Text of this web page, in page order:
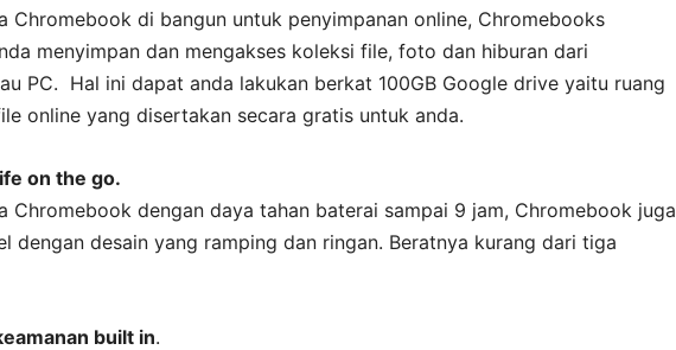
Chromebook di bangun untuk penyimpanan online, Chromebooks
menyimpan dan mengakses koleksi file, foto dan hiburan dari
PC. Hal ini dapat anda lakukan berkat 100GB Google drive yaitu ruang
online yang disertakan secara gratis untuk anda.
on the go.
Chromebook dengan daya tahan baterai sampai 9 jam, Chromebook juga
dengan desain yang ramping dan ringan. Beratnya kurang dari tiga
built in.